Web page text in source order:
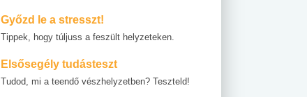
Győzd le a stresszt!
Tippek, hogy túljuss a feszült helyzeteken.
Elsősegély tudásteszt
Tudod, mi a teendő vészhelyzetben? Teszteld!